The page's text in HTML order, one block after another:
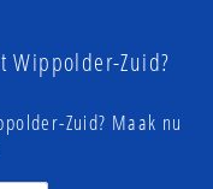
Wippolder-Zuid?
Zuid? Maak nu